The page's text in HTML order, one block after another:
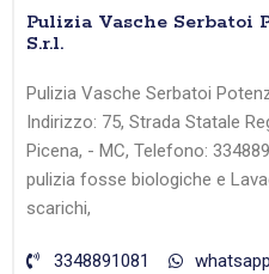
Pulizia Vasche Serbatoi
S.r.l.
Pulizia Vasche Serbatoi
Indirizzo: 75, Strada Statale
Picena, - MC, Telefono:
pulizia fosse biologiche e
scarichi,
3348891081
whatsapp